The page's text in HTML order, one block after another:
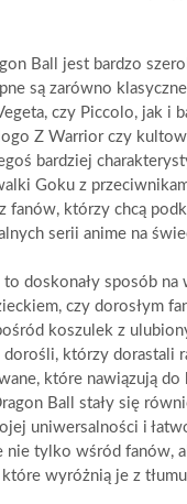
Ball jest bardzo
są zarówno
czy Piccolo, jak i
Z Warrior czy
bardziej
Goku z
fanów, którzy chcą
serii anime na
doskonały sposób
czy dorosłym
koszulek z
którzy dorastali
które nawiązują
Ball stały się
uniwersalności i
nie tylko wśród fanów,
wyróżnią je z